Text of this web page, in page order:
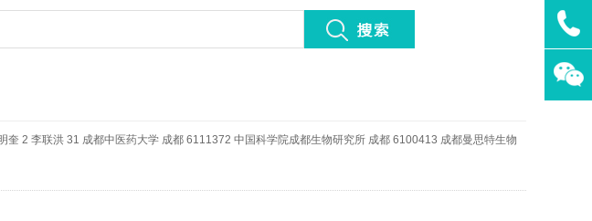
奎 2 李联洪 31 成都中医药大学 成都 6111372 中国科学院成都生物研究所 成都 6100413 成都曼思特生物